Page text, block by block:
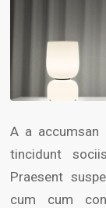
A a accumsan
tincidunt
Praesent
cum cum